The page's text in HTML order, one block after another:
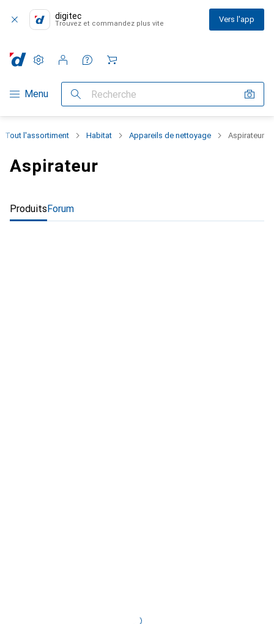
digitec
Trouvez et commandez plus vite Vers l'app
Navigation par catégorie
Menu Recherche
Paramètres
Compte client
Listes de comparaison
Listes d'envies
Panier
Tout l'assortiment Habitat Appareils de nettoyage Aspirateur
Aspirateur
ProduitsForum